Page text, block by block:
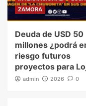
ZAMORA
Deuda de USD 50
millones ¿podrá
riesgo futuros
proyectos para
admin 2026 0